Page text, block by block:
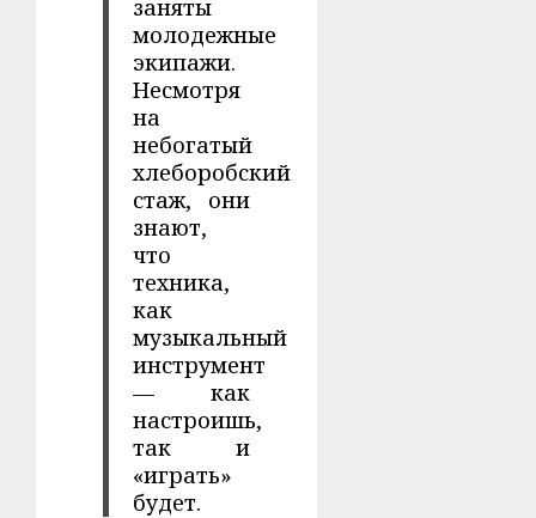
заняты
молодежные
экипажи.
Несмотря
на
небогатый
хлеборобский
стаж, они
знают,
что
техника,
как
музыкальный
инструмент
— как
настроишь,
так и
«играть»
будет.